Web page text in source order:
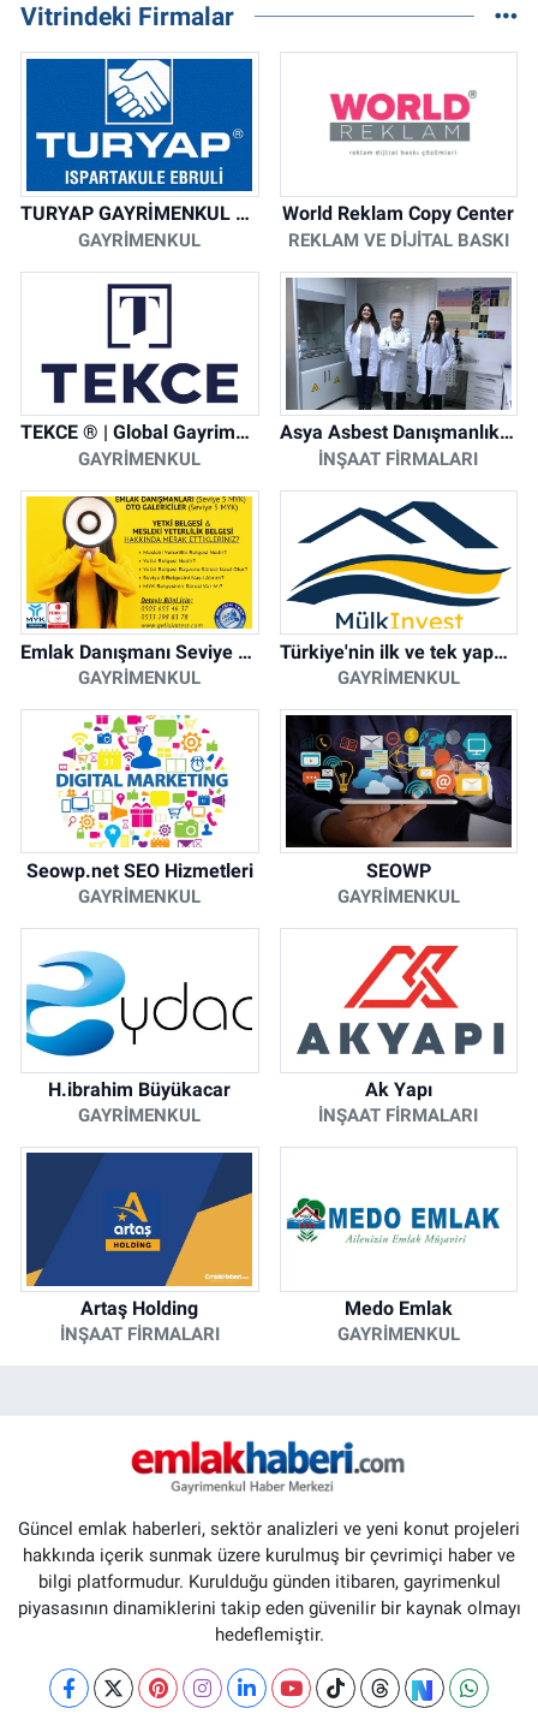
Vitrindeki Firmalar
TURYAP GAYRİMENKUL DANIŞMANLIK HİZMETLERİ
GAYRIMENKUL
World Reklam Copy Center
REKLAM VE DIJITAL BASKI
TEKCE ® | Global Gayrimenkul Şirketi
GAYRIMENKUL
Asya Asbest Danışmanlık - Asbest Söküm ve Asbest Raporu
İNŞAAT FIRMALARI
Emlak Danışmanı Seviye 5 Mesleki Yeterlilik Belgesi
GAYRIMENKUL
Türkiye'nin ilk ve tek yapay zeka destekli arsa ilan platformu
GAYRIMENKUL
Seowp.net SEO Hizmetleri
GAYRIMENKUL
SEOWP
GAYRIMENKUL
H.ibrahim Büyükacar
GAYRIMENKUL
Ak Yapı
İNŞAAT FIRMALARI
Artaş Holding
İNŞAAT FIRMALARI
Medo Emlak
GAYRIMENKUL
Güncel emlak haberleri, sektör analizleri ve yeni konut projeleri
hakkında içerik sunmak üzere kurulmuş bir çevrimiçi haber ve
bilgi platformudur. Kurulduğu günden itibaren, gayrimenkul
piyasasının dinamiklerini takip eden güvenilir bir kaynak olmayı
hedeflemiştir.